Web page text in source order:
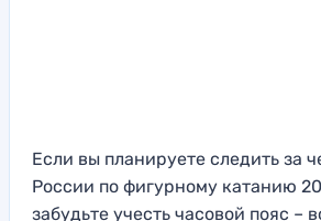
Если вы планируете следить за
России по фигурному катанию
забудьте учесть часовой пояс –